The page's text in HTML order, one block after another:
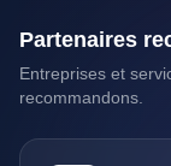
Partenaires
Entreprises et
recommandons.